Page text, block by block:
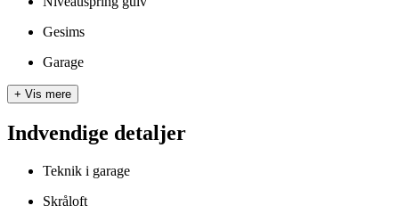
Gesims
Garage
+ Vis mere
Indvendige detaljer
Teknik i garage
Skråloft